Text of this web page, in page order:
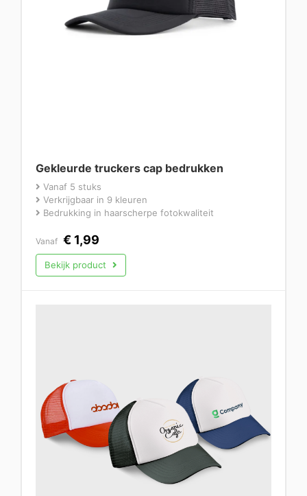
Gekleurde truckers cap bedrukken
Vanaf 5 stuks
Verkrijgbaar in 9 kleuren
Bedrukking in haarscherpe fotokwaliteit
Vanaf € 1,99
Bekijk product